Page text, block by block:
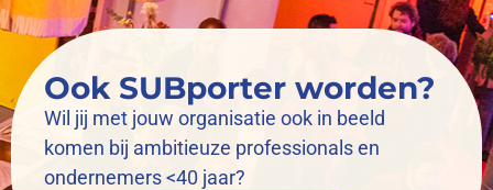
Ook SUBporter worden?
Wil jij met jouw organisatie ook in beeld
komen bij ambitieuze professionals en
ondernemers <40 jaar?